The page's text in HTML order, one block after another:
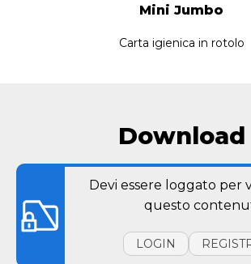
Mini Jumbo
Carta igienica in rotolo
Download
Devi essere loggato per
questo
LOGIN